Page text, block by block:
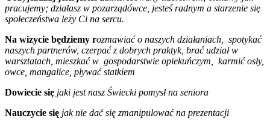
pracujemy; działasz w pozarządówce, jesteś radnym a starzenie się
społeczeństwa leży Ci na sercu.
Na wizycie będziemy rozmawiać o naszych działaniach, spotykać
naszych partnerów, czerpać z dobrych praktyk, brać udział w
warsztatach, mieszkać w gospodarstwie opiekuńczym, karmić osły,
owce, mangalice, pływać statkiem
Dowiecie się jaki jest nasz Świecki pomysł na seniora
Nauczycie się jak nie dać się zmanipulować na prezentacji